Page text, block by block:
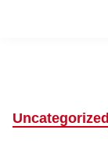
Uncategorized